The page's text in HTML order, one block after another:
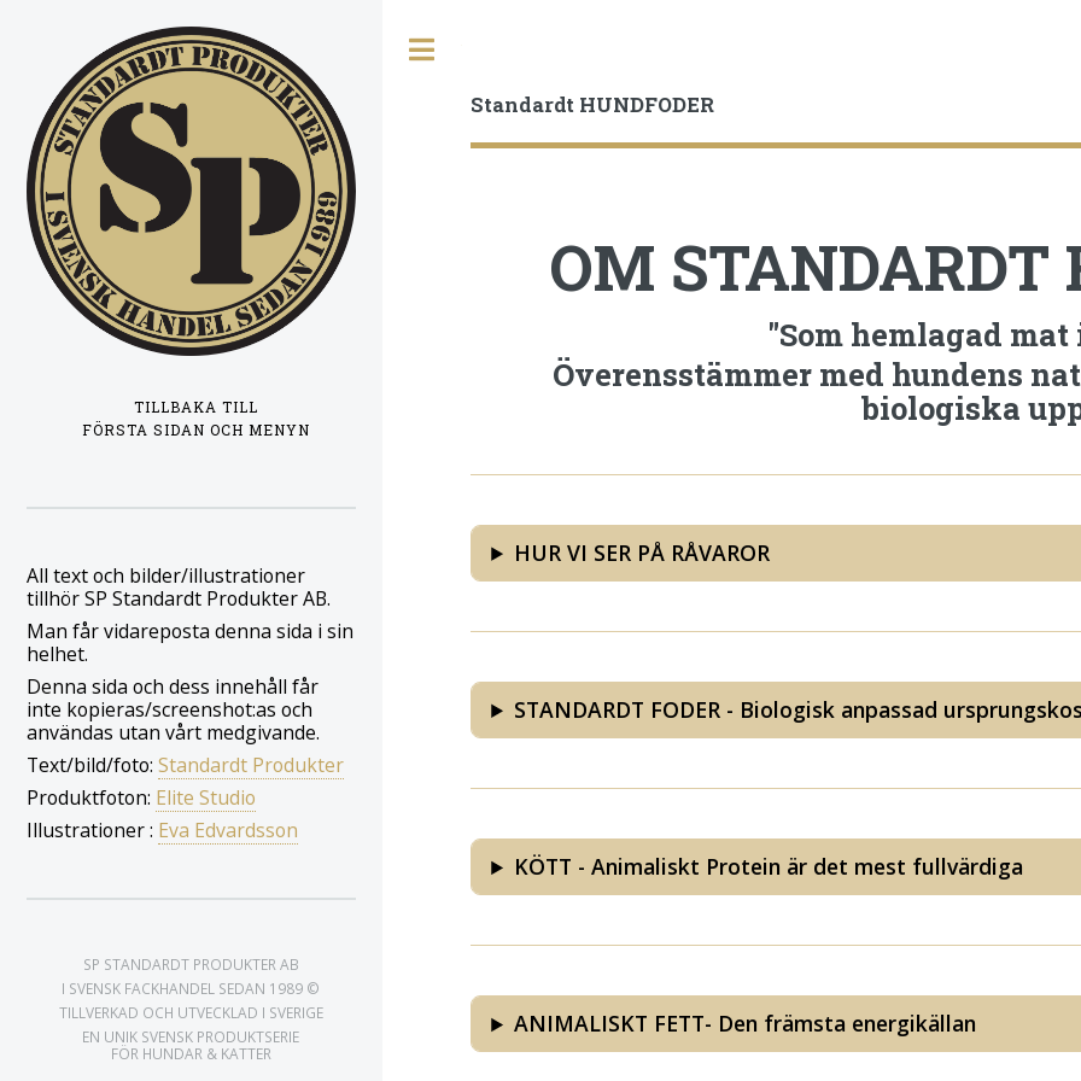
Standardt HUNDFODER
OM STANDARDT
"Som hemlagad
Överensstämmer med hundens
biologiska
HUR VI SER PÅ RÅVAROR
STANDARDT FODER - Biologisk anpassad
KÖTT - Animaliskt Protein är det mest fullvärdiga
ANIMALISKT FETT- Den främsta energikällan
TILLBAKA TILL
FÖRSTA SIDAN OCH MENYN
All text och bilder/illustrationer
tillhör SP Standardt Produkter AB.
Man får vidareposta denna sida i sin
helhet.
Denna sida och dess innehåll får
inte kopieras/screenshot:as och
användas utan vårt medgivande.
Text/bild/foto: Standardt Produkter
Produktfoton: Elite Studio
Illustrationer : Eva Edvardsson
SP STANDARDT PRODUKTER AB
I SVENSK FACKHANDEL SEDAN 1989 ©
TILLVERKAD OCH UTVECKLAD I SVERIGE
EN UNIK SVENSK PRODUKTSERIE
FÖR HUNDAR & KATTER